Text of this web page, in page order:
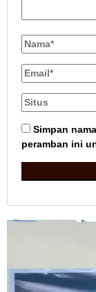
Simpan
peramban ini